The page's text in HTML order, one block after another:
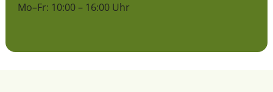
Mo–Fr: 10:00 – 16:00 Uhr